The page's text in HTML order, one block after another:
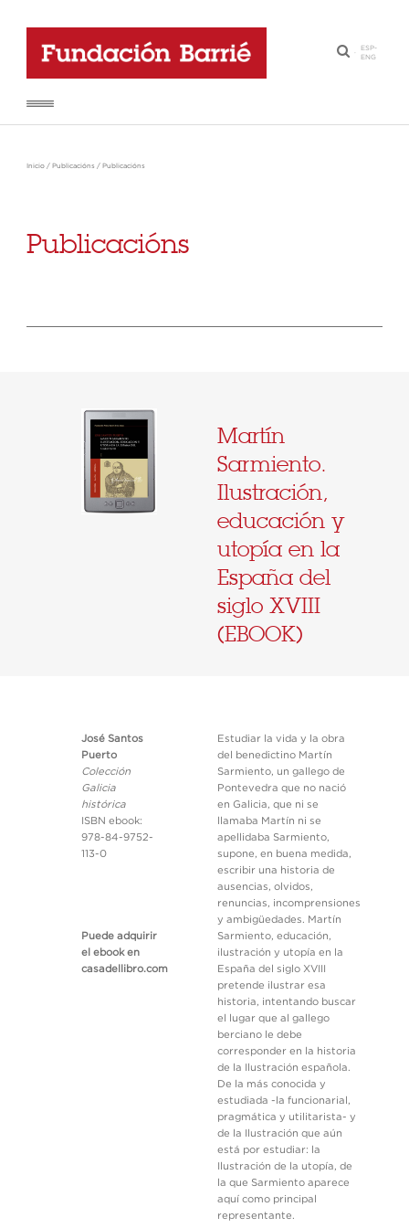
·
ESP-
ENG
Inicio / Publicacións / Publicacións
Publicacións
Martín
Sarmiento.
Ilustración,
educación y
utopía en la
España del
siglo XVIII
(EBOOK)
José Santos
Puerto
Colección
Galicia
histórica
ISBN ebook:
978-84-9752-
113-0
Puede adquirir
el ebook en
casadellibro.com
Estudiar la vida y la obra
del benedictino Martín
Sarmiento, un gallego de
Pontevedra que no nació
en Galicia, que ni se
llamaba Martín ni se
apellidaba Sarmiento,
supone, en buena medida,
escribir una historia de
ausencias, olvidos,
renuncias, incomprensiones
y ambigüedades. Martín
Sarmiento, educación,
ilustración y utopía en la
España del siglo XVIII
pretende ilustrar esa
historia, intentando buscar
el lugar que al gallego
berciano le debe
corresponder en la historia
de la Ilustración española.
De la más conocida y
estudiada -la funcionarial,
pragmática y utilitarista- y
de la Ilustración que aún
está por estudiar: la
Ilustración de la utopía, de
la que Sarmiento aparece
aquí como principal
representante.